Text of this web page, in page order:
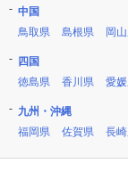
中国
鳥取県
島根県 岡
四国
徳島県
香川県 愛
九州・沖縄
福岡県
佐賀県 長